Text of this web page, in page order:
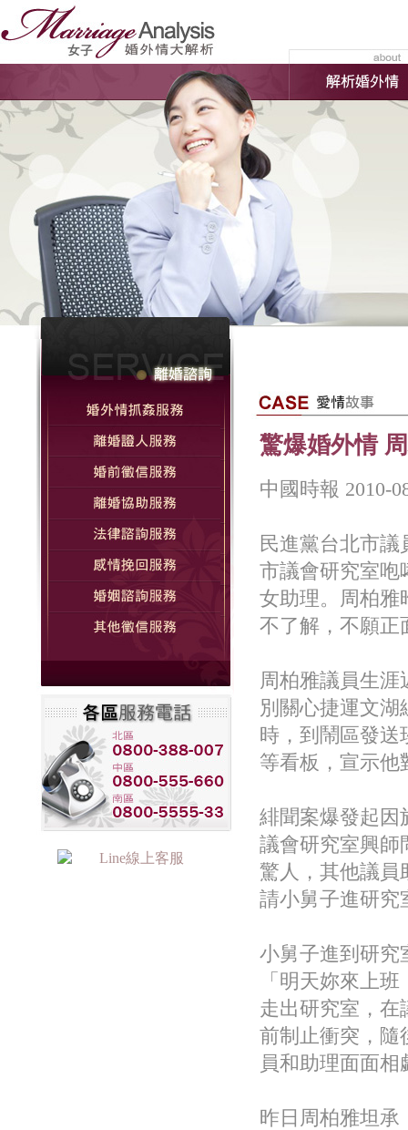
驚爆婚外情
中國時報 2010-
民進黨台北市
市議會研究室咆
女助理。周柏雅
不了解，不願
周柏雅議員生
別關心捷運文
時，到鬧區發送
等看板，宣示
緋聞案爆發起因
議會研究室興師
驚人，其他議員
請小舅子進研
小舅子進到研究
「明天妳來上
走出研究室，在
前制止衝突，隨
員和助理面面
昨日周柏雅坦承